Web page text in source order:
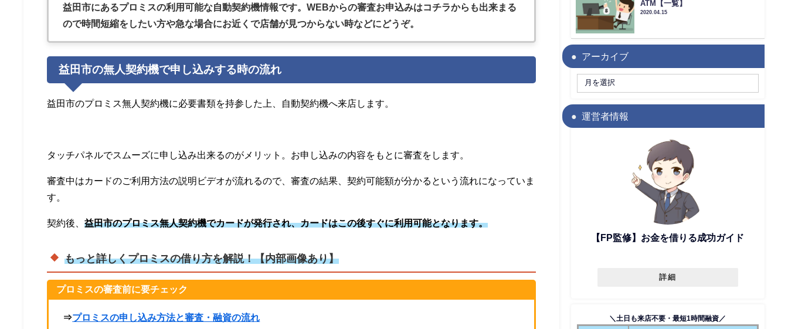
益田市にあるプロミスの利用可能な自動契約機情報です。WEBからの審査お申込みはコチラからも出来まる
ので時間短縮をしたい方や急な場合にお近くで店舗が見つからない時などにどうぞ。
益田市の無人契約機で申し込みする時の流れ
益田市のプロミス無人契約機に必要書類を持参した上、自動契約機へ来店します。
タッチパネルでスムーズに申し込み出来るのがメリット。お申し込みの内容をもとに審査をします。
審査中はカードのご利用方法の説明ビデオが流れるので、審査の結果、契約可能額が分かるという流れになっていま
す。
契約後、益田市のプロミス無人契約機でカードが発行され、カードはこの後すぐに利用可能となります。
もっと詳しくプロミスの借り方を解説！【内部画像あり】
プロミスの審査前に要チェック
⇒プロミスの申し込み方法と審査・融資の流れ
ATM【一覧】
2020.04.15
アーカイブ
運営者情報
【FP監修】お金を借りる成功ガイド
詳細
＼土日も来店不要・最短1時間融資／